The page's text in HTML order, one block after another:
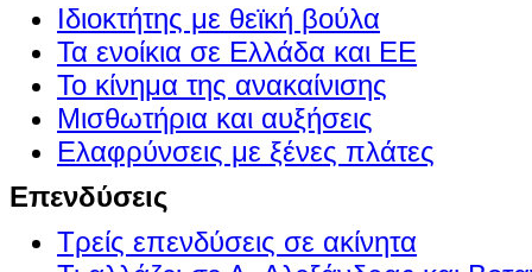
Ιδιοκτήτης με θεϊκή βούλα
Τα ενοίκια σε Ελλάδα και ΕΕ
Το κίνημα της ανακαίνισης
Μισθωτήρια και αυξήσεις
Ελαφρύνσεις με ξένες πλάτες
Επενδύσεις
Τρείς επενδύσεις σε ακίνητα